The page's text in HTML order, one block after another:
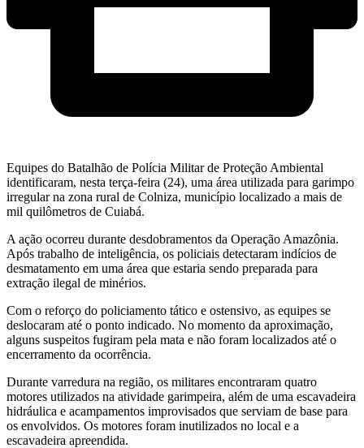
Equipes do Batalhão de Polícia Militar de Proteção Ambiental
identificaram, nesta terça-feira (24), uma área utilizada para garimpo
irregular na zona rural de Colniza, município localizado a mais de
mil quilômetros de Cuiabá.
A ação ocorreu durante desdobramentos da Operação Amazônia.
Após trabalho de inteligência, os policiais detectaram indícios de
desmatamento em uma área que estaria sendo preparada para
extração ilegal de minérios.
Com o reforço do policiamento tático e ostensivo, as equipes se
deslocaram até o ponto indicado. No momento da aproximação,
alguns suspeitos fugiram pela mata e não foram localizados até o
encerramento da ocorrência.
Durante varredura na região, os militares encontraram quatro
motores utilizados na atividade garimpeira, além de uma escavadeira
hidráulica e acampamentos improvisados que serviam de base para
os envolvidos. Os motores foram inutilizados no local e a
escavadeira apreendida.